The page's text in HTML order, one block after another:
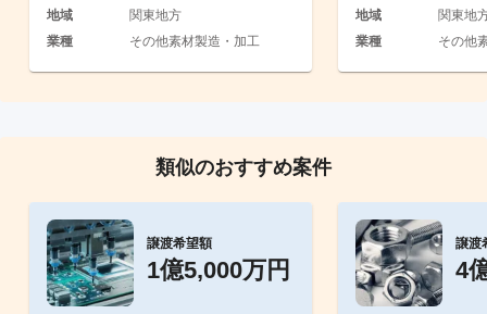
地域
関東地方
業種
その他素材製造・加工
地域
関東地
業種
その他
類似のおすすめ案件
譲渡希望額
1億5,000万円
譲渡
4